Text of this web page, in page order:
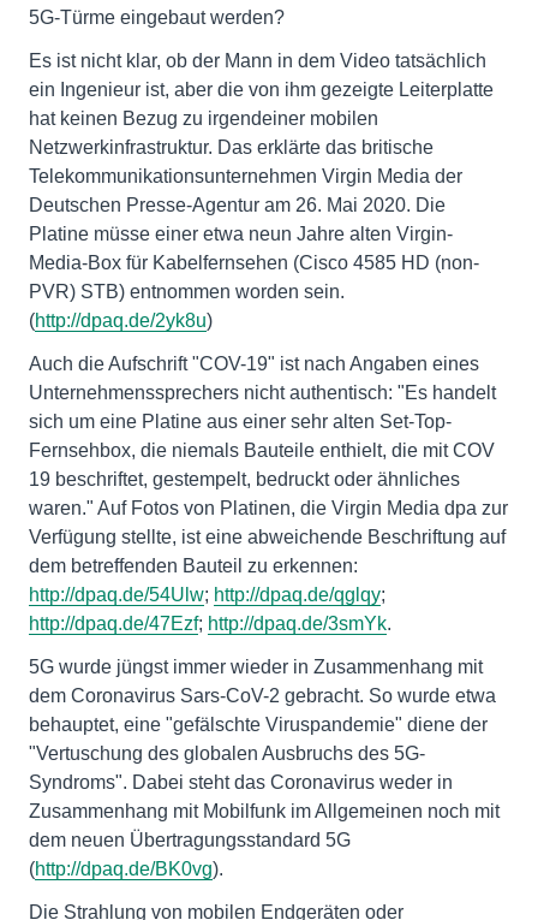
5G-Türme eingebaut werden?
Es ist nicht klar, ob der Mann in dem Video tatsächlich
ein Ingenieur ist, aber die von ihm gezeigte Leiterplatte
hat keinen Bezug zu irgendeiner mobilen
Netzwerkinfrastruktur. Das erklärte das britische
Telekommunikationsunternehmen Virgin Media der
Deutschen Presse-Agentur am 26. Mai 2020. Die
Platine müsse einer etwa neun Jahre alten Virgin-
Media-Box für Kabelfernsehen (Cisco 4585 HD (non-
PVR) STB) entnommen worden sein.
(http://dpaq.de/2yk8u)
Auch die Aufschrift "COV-19" ist nach Angaben eines
Unternehmenssprechers nicht authentisch: "Es handelt
sich um eine Platine aus einer sehr alten Set-Top-
Fernsehbox, die niemals Bauteile enthielt, die mit COV
19 beschriftet, gestempelt, bedruckt oder ähnliches
waren." Auf Fotos von Platinen, die Virgin Media dpa zur
Verfügung stellte, ist eine abweichende Beschriftung auf
dem betreffenden Bauteil zu erkennen:
http://dpaq.de/54Ulw; http://dpaq.de/qglqy;
http://dpaq.de/47Ezf; http://dpaq.de/3smYk.
5G wurde jüngst immer wieder in Zusammenhang mit
dem Coronavirus Sars-CoV-2 gebracht. So wurde etwa
behauptet, eine "gefälschte Viruspandemie" diene der
"Vertuschung des globalen Ausbruchs des 5G-
Syndroms". Dabei steht das Coronavirus weder in
Zusammenhang mit Mobilfunk im Allgemeinen noch mit
dem neuen Übertragungsstandard 5G
(http://dpaq.de/BK0vg).
Die Strahlung von mobilen Endgeräten oder